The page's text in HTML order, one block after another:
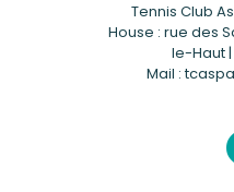
Tennis Club
House : rue des
le-Haut
Mail :